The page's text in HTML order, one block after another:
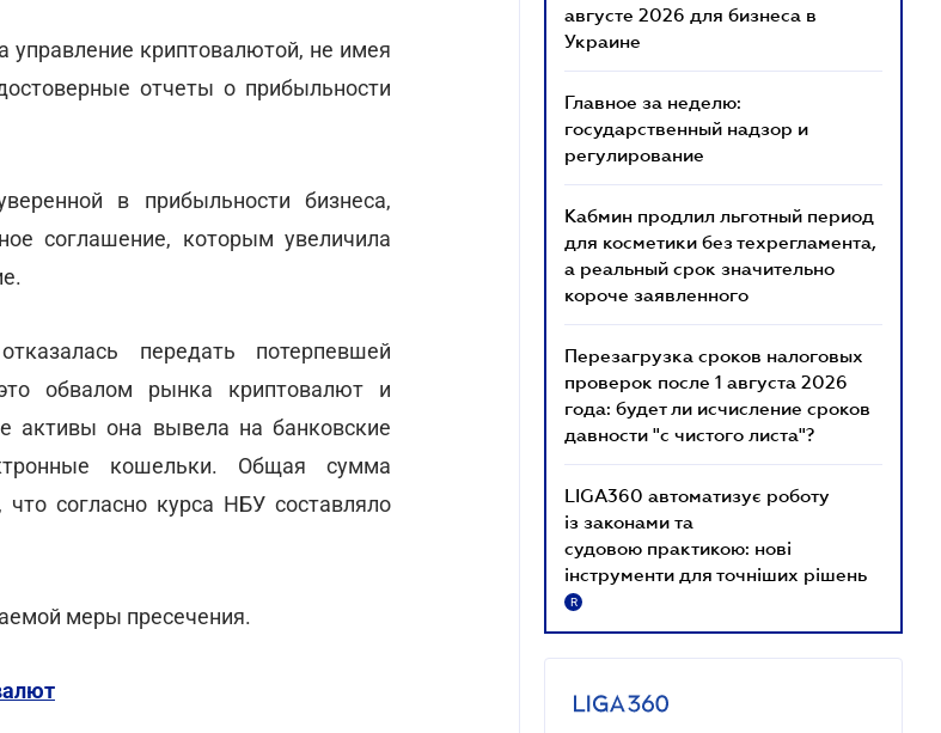
криптовалютой, не имея
отчеты о прибыльности
в прибыльности бизнеса,
соглашение, которым увеличила
передать потерпевшей
обвалом рынка криптовалют и
активы она вывела на банковские
кошельки. Общая сумма
согласно курса НБУ составляло
меры пресечения.
августе 2026 для бизнеса в
Украине
Главное за неделю:
государственный надзор и
регулирование
Кабмин продлил льготный период
для косметики без техрегламента,
а реальный срок значительно
короче заявленного
Перезагрузка сроков налоговых
проверок после 1 августа 2026
года: будет ли исчисление сроков
давности "с чистого листа"?
LIGA360 автоматизує роботу
із законами та
судовою практикою: нові
інструменти для точніших рішень
R